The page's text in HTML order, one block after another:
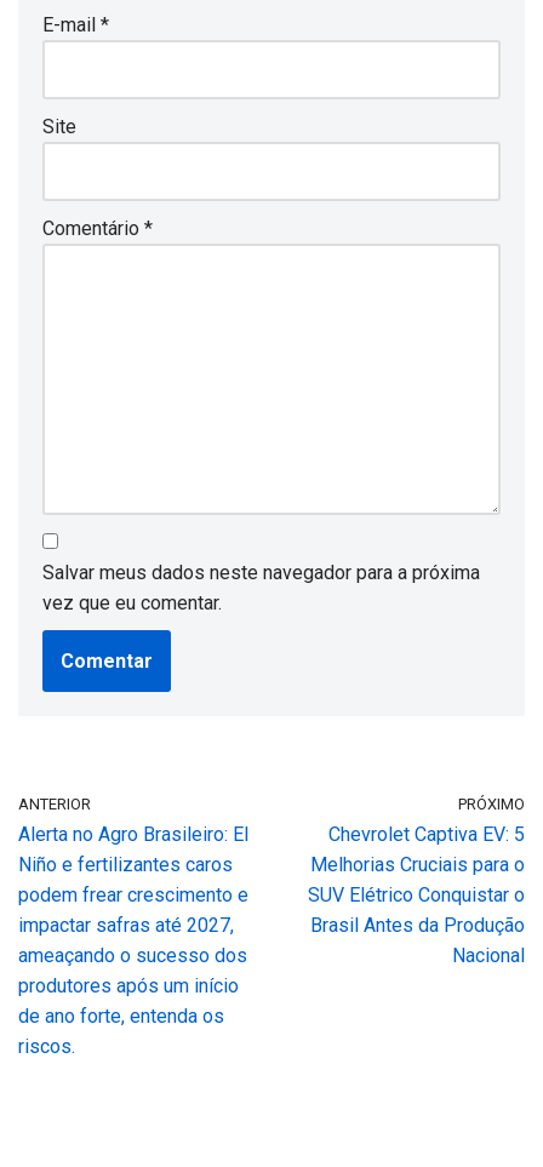
E-mail *
Site
Comentário *
Salvar meus dados neste navegador para a próxima
vez que eu comentar.
ANTERIOR
Alerta no Agro Brasileiro: El
Niño e fertilizantes caros
podem frear crescimento e
impactar safras até 2027,
ameaçando o sucesso dos
produtores após um início
de ano forte, entenda os
riscos.
PRÓXIMO
Chevrolet Captiva EV: 5
Melhorias Cruciais para o
SUV Elétrico Conquistar o
Brasil Antes da Produção
Nacional